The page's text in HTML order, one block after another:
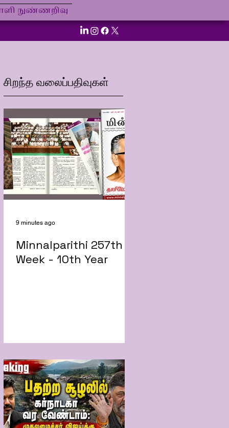
நுண்ணறிவு
சிறந்த வலைப்பதிவுகள்
Minnalparithi 257th
Week - 10th Year
9 minutes ago